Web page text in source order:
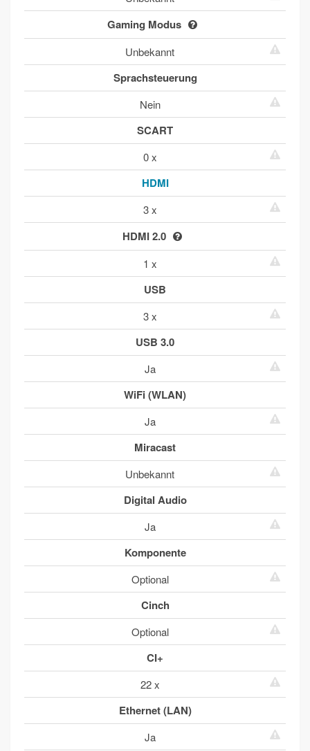
Gaming Modus
Unbekannt
Sprachsteuerung
Nein
SCART
0 x
HDMI
3 x
HDMI 2.0
1 x
USB
3 x
USB 3.0
Ja
WiFi (WLAN)
Ja
Miracast
Unbekannt
Digital Audio
Ja
Komponente
Optional
Cinch
Optional
CI+
22 x
Ethernet (LAN)
Ja